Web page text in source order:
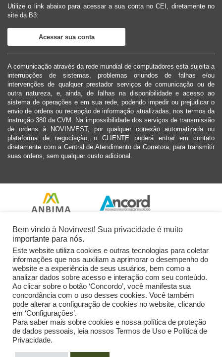
Utilize o link abaixo para acessar a sua conta no CEI, diretamente no
site da B3:
Acessar sua conta
A comunicação através da rede mundial de computadores esta sujeita a
interrupções de sistemas, problemas oriundos de falhas e/ou
intervenções de qualquer prestador serviços de comunicação ou de
outra natureza, e, ainda, de falhas na disponibilidade e acesso ao
sistema de operações e em sua rede, podendo impedir ou prejudicar o
envio de ordens ou recepção de informação atualizadas, nos termos da
instrução 380 da CVM. Na impossibilidade dos serviços de transmissão
de ordens à NOVINVEST, por qualquer conexão automatizada ou
plataforma de negociação, o CLIENTE poderá entrar em contato
diretamente com a Central de Atendimento da Corretora, para transmitir
suas ordens, sem qualquer custo adicional.
Bem vindo à Novinvest! Sua privacidade é muito
importante para nós.
Este website utiliza cookies e outras tecnologias para coletar
informações que nos auxiliam a aprimorar o desempenho do
website e a experiência de seus usuários, bem como a
analizar dados sobre acesso e interação com seu conteúdo.
Ao clicar sobre o botão ‘Concordo’, você manifesta sua
concordância com o uso desses cookies. Você também
pode alterar a configuração de cookies no website, clicando
em ‘Configurações’.
Para saber mais sobre cookies e nossa política de proteção
de dados pessoais, leia nossos Termos de Uso e Política de
Privacidade.